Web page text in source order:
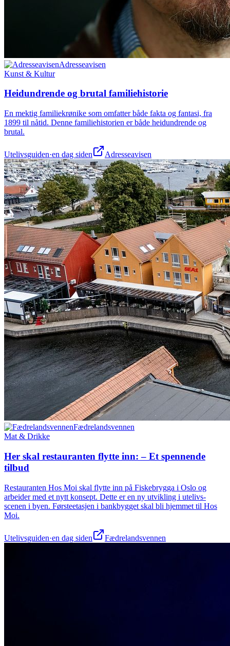
Adresseavisen
Kunst & Kultur
Heidundrende og brutal familiehistorie
En mektig familiekrønike som omfatter både fakta og fantasi, fra
1899 til nåtid. Denne familiehistorien er både heidundrende og
brutal.
Utelivsguiden·en dag siden Adresseavisen
Fædrelandsvennen
Mat & Drikke
Her skal restau­ranten flytte inn: – Et spennende
tilbud
Restauranten Hos Moi skal flytte inn på Fiskebrygga i Oslo og
arbeider med et nytt konsept. Dette er en ny utvikling i utelivs-
scenen i byen. Førsteetasjen i bankbygget skal bli hjemmet til Hos
Moi.
Utelivsguiden·en dag siden Fædrelandsvennen